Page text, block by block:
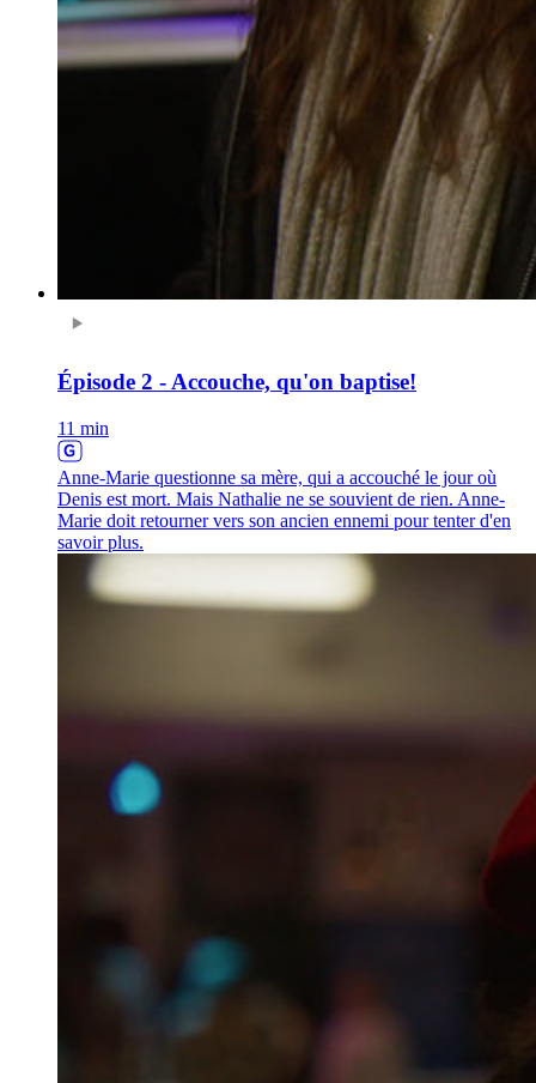
Épisode 2 - Accouche, qu'on baptise!
11 min
Anne-Marie questionne sa mère, qui a accouché le jour où
Denis est mort. Mais Nathalie ne se souvient de rien. Anne-
Marie doit retourner vers son ancien ennemi pour tenter d'en
savoir plus.